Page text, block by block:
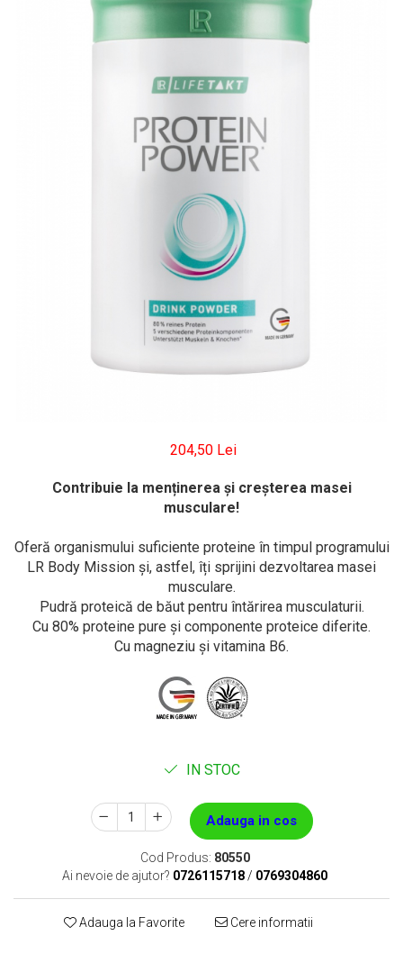
LR ZEITGARD SEROX
LR ZEITGARD ÎNGRIJIRE SPECIALĂ
LR ZEITGARD ÎNGRIJIREA TENULUI
ÎNGRIJIRE BEBELUȘI ȘI COPII
ÎNGRIJIRE PENTRU BĂRBAŢI
204,50 Lei
Contribuie la menținerea și creșterea masei
musculare!
Oferă organismului suficiente proteine în timpul programului
LR Body Mission și, astfel, îți sprijini dezvoltarea masei
musculare.
Pudră proteică de băut pentru întărirea musculaturii.
Cu 80% proteine pure şi componente proteice diferite.
Cu magneziu și vitamina B6.
IN STOC
Adauga in cos
Cod Produs: 80550
Ai nevoie de ajutor? 0726115718 / 0769304860
Adauga la Favorite Cere informatii